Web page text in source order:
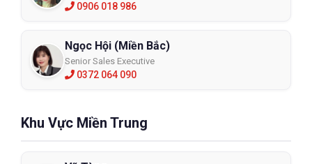
0906 018 986
Ngọc Hội (Miền Bắc)
Senior Sales Executive
0372 064 090
Khu Vực Miền Trung